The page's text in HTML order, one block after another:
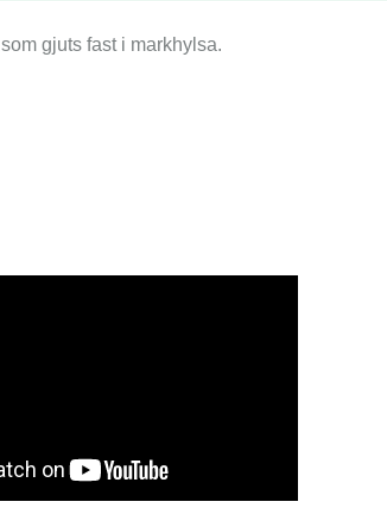
som gjuts fast i markhylsa.